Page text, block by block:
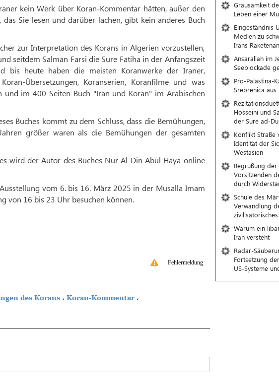
kein Werk über Koran-Kommentar hätten, außer den
Sie lesen und darüber lachen, gibt kein anderes Buch
zur Interpretation des Korans in Algerien vorzustellen,
seitdem Salman Farsi die Sure Fatiha in der Anfangszeit
bis heute haben die meisten Koranwerke der Iraner,
Übersetzungen, Koranserien, Koranfilme und was
im 400-Seiten-Buch "Iran und Koran" im Arabischen
Buches kommt zu dem Schluss, dass die Bemühungen,
größer waren als die Bemühungen der gesamten
wird der Autor des Buches Nur Al-Din Abul Haya online
vom 6. bis 16. März 2025 in der Musalla Imam
von 16 bis 23 Uhr besuchen können.
Fehlermeldung
des Korans ، Koran-Kommentar ،
Grausamkeit
Leben einer
Eingeständnis
Medien zu
Irans
Ansarallah im
Seeblockade
Pro-Palästina-
Srebrenica
Hosseini und
der Sure ad-
Konflikt Straße
Identität der
Westasien
Begrüßung
Vorsitzenden
durch
Schule des
Verwandlung
Warum ein
Iran versteht
Radar-
Fortsetzung
US-Systeme